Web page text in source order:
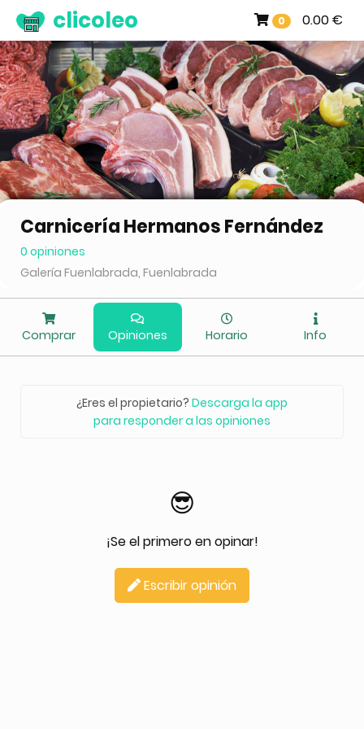
0 0.00 €
clicoleo
Carnicería Hermanos Fernández
0 opiniones
Galería Fuenlabrada, Fuenlabrada
Comprar Opiniones Horario Info
¿Eres el propietario? Descarga la app
para responder a las opiniones
😎
¡Se el primero en opinar!
Escribir opinión